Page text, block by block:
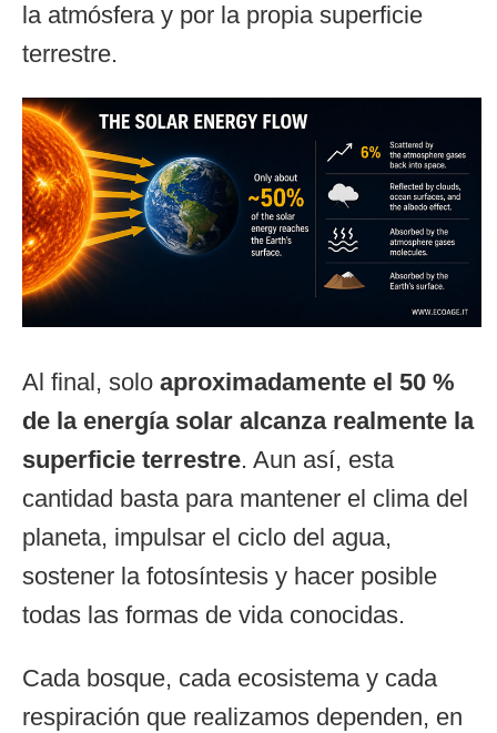
la atmósfera y por la propia superficie
terrestre.
Al final, solo aproximadamente el 50 %
de la energía solar alcanza realmente la
superficie terrestre. Aun así, esta
cantidad basta para mantener el clima del
planeta, impulsar el ciclo del agua,
sostener la fotosíntesis y hacer posible
todas las formas de vida conocidas.
Cada bosque, cada ecosistema y cada
respiración que realizamos dependen, en